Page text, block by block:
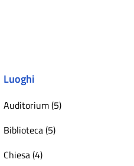
Luoghi
Auditorium (5)
Biblioteca (5)
Chiesa (4)